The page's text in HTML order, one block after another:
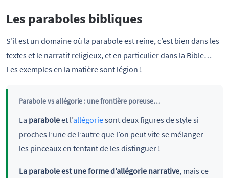
Les paraboles bibliques
S’il est un domaine où la parabole est reine, c’est bien dans les
textes et le narratif religieux, et en particulier dans la Bible…
Les exemples en la matière sont légion !
Parabole vs allégorie : une frontière poreuse…
La paraboleet l’allégoriesont deux figures de style si
proches l’une de l’autre que l’on peut vite se mélanger
les pinceaux en tentant de les distinguer !
La parabole est une forme d’allégorie narrative, mais ce